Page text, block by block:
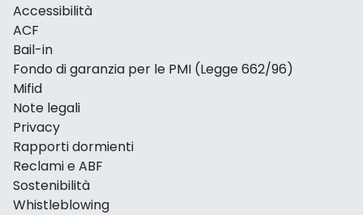
Accessibilità
ACF
Bail-in
Fondo di garanzia per le PMI (Legge 662/96)
Mifid
Note legali
Privacy
Rapporti dormienti
Reclami e ABF
Sostenibilità
Whistleblowing